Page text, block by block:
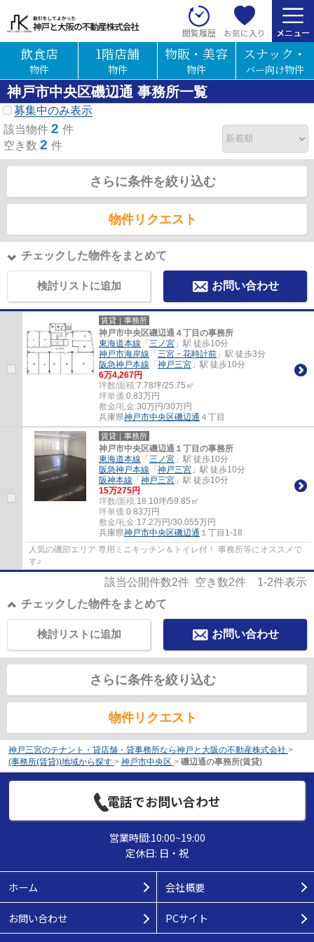
閲覧履歴 お気に入り
飲食店
物件
1階店舗
物件
物販・美容
物件
スナック・
バー向け物件
神戸市中央区磯辺通 事務所一覧
募集中のみ表示
該当物件 2 件
空き数 2 件
さらに条件を絞り込む
物件リクエスト
チェックした物件をまとめて
検討リストに追加 お問い合わせ
賃貸｜事務所
神戸市中央区磯辺通４丁目の事務所
東海道本線 「 三ノ宮 」駅 徒歩10分
神戸市海岸線 「 三宮・花時計前 」駅 徒歩3分
阪急神戸本線 「 神戸三宮 」駅 徒歩10分
6万4,267円
坪数/面積:7.78坪/25.75㎡
坪単価:0.83万円
敷金/礼金:30万円/30万円
兵庫県神戸市中央区磯辺通 ４丁目
賃貸｜事務所
神戸市中央区磯辺通１丁目の事務所
東海道本線 「 三ノ宮 」駅 徒歩10分
阪急神戸本線 「 神戸三宮 」駅 徒歩10分
阪神本線 「 神戸三宮 」駅 徒歩10分
15万275円
坪数/面積:18.10坪/59.85㎡
坪単価:0.83万円
敷金/礼金:17.2万円/30.055万円
兵庫県神戸市中央区磯辺通 １丁目1-18
人気の磯部エリア 専用ミニキッチン＆トイレ付！ 事務所等にオススメで
す♪
該当公開件数2件 空き数2件 1-2件表示
チェックした物件をまとめて
お問い合わせ
検討リストに追加
さらに条件を絞り込む
物件リクエスト
神戸三宮のテナント・貸店舗・貸事務所なら神戸と大阪の不動産株式会社 >
(事務所(賃貸))地域から探す > 神戸市中央区 > 磯辺通の事務所(賃貸)
電話でお問い合わせ
営業時間:10:00~19:00
定休日: 日・祝
ホーム 会社概要
お問い合わせ PCサイト